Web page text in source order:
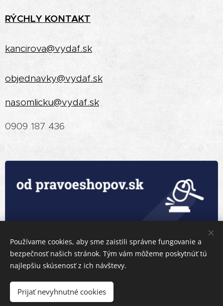
RÝCHLY KONTAKT
kancirova@vydaf.sk
objednavky@vydaf.sk
nasomlicku@vydaf.sk
0909 187 436
Používame cookies, aby sme zaistili správne fungovanie a
bezpečnosť našich stránok. Tým vám môžeme poskytnúť tú
najlepšiu skúsenosť z ich návštevy.
Prijať nevyhnutné cookies